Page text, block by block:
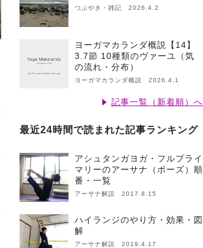
つぶやき・雑記 2026.4.2
ヨーガマカランダ概説【14】
3.7節 10種類のヴァーユ（気
の流れ・分布）
ヨーガマカランダ概説 2026.4.1
記事一覧（新着順）へ
最近24時間で読まれた記事ランキング
アシュタンガヨガ・フルプライ
マリーのアーサナ（ポーズ）順
番・一覧
アーサナ解説 2017.8.15
ハイランジのやり方・効果・図
解
アーサナ解説 2019.4.17